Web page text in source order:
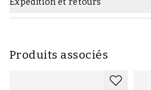
Expédition et retours
Produits associés